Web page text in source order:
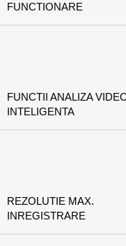
FUNCTIONARE
FUNCTII ANALIZA
INTELIGENTA
REZOLUTIE MAX.
INREGISTRARE